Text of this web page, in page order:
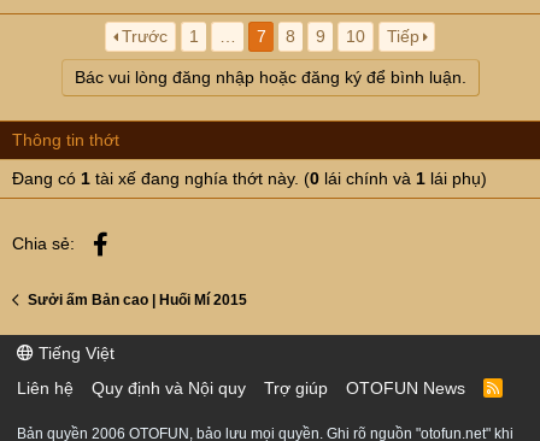
Trước 1 … 7 8 9 10 Tiếp
Bác vui lòng đăng nhập hoặc đăng ký để bình luận.
Thông tin thớt
Đang có 1 tài xế đang nghía thớt này. (0 lái chính và 1 lái phụ)
Chia sẻ:
Sưởi ấm Bản cao | Huối Mí 2015
Tiếng Việt
Liên hệ
Quy định và Nội quy Trợ giúp OTOFUN News
R
S
Bản quyền 2006 OTOFUN, bảo lưu mọi quyền. Ghi rõ nguồn "otofun.net" khi